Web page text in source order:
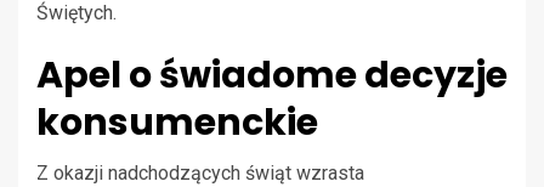
Świętych.
Apel o świadome decyzje
konsumenckie
Z okazji nadchodzących świąt wzrasta